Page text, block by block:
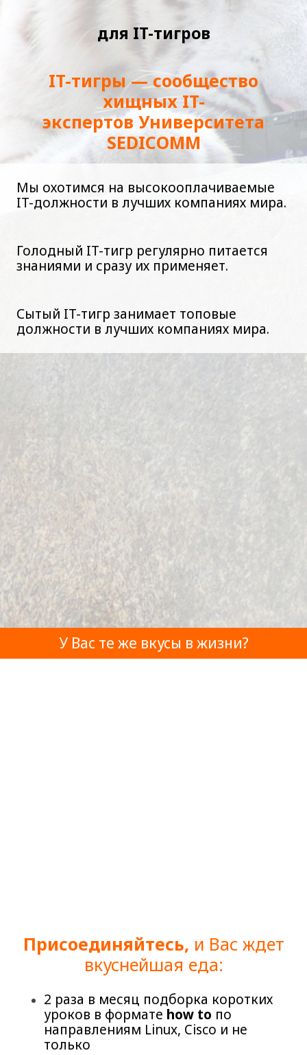
для IT-тигров
IT-тигры — сообщество
хищных IT-
экспертов Университета
SEDICOMM
Мы охотимся на высокооплачиваемые
IT-должности в лучших компаниях мира.
Голодный IT-тигр регулярно питается
знаниями и сразу их применяет.
Сытый IT-тигр занимает топовые
должности в лучших компаниях мира.
У Вас те же вкусы в жизни?
Присоединяйтесь, и Вас ждет
вкуснейшая еда:
2 раза в месяц подборка коротких
уроков в формате how to по
направлениям Linux, Cisco и не
только